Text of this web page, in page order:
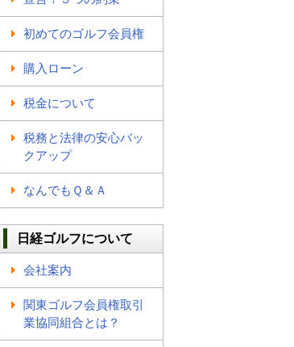
初めてのゴルフ会員権
購入ローン
税金について
税務と法律の安心バッ
クアップ
なんでもＱ＆Ａ
日経ゴルフについて
会社案内
関東ゴルフ会員権取引
業協同組合とは？